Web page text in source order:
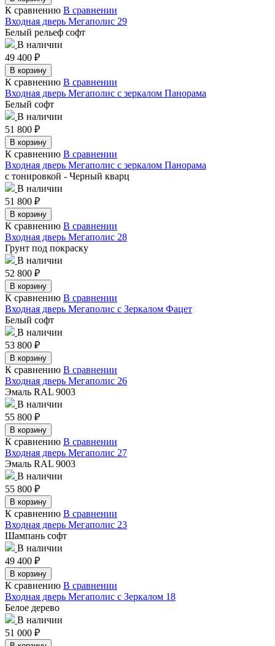
К сравнению В сравнении
Входная дверь Мегаполис 29
Белый рельеф софт
В наличии
49 400 ₽
В корзину
К сравнению В сравнении
Входная дверь Мегаполис с зеркалом Панорама
Белый софт
В наличии
51 800 ₽
В корзину
К сравнению В сравнении
Входная дверь Мегаполис с зеркалом Панорама
с тонировкой - Черный кварц
В наличии
51 800 ₽
В корзину
К сравнению В сравнении
Входная дверь Мегаполис 28
Грунт под покраску
В наличии
52 800 ₽
В корзину
К сравнению В сравнении
Входная дверь Мегаполис с Зеркалом Фацет
Белый софт
В наличии
53 800 ₽
В корзину
К сравнению В сравнении
Входная дверь Мегаполис 26
Эмаль RAL 9003
В наличии
55 800 ₽
В корзину
К сравнению В сравнении
Входная дверь Мегаполис 27
Эмаль RAL 9003
В наличии
55 800 ₽
В корзину
К сравнению В сравнении
Входная дверь Мегаполис 23
Шампань софт
В наличии
49 400 ₽
В корзину
К сравнению В сравнении
Входная дверь Мегаполис с Зеркалом 18
Белое дерево
В наличии
51 000 ₽